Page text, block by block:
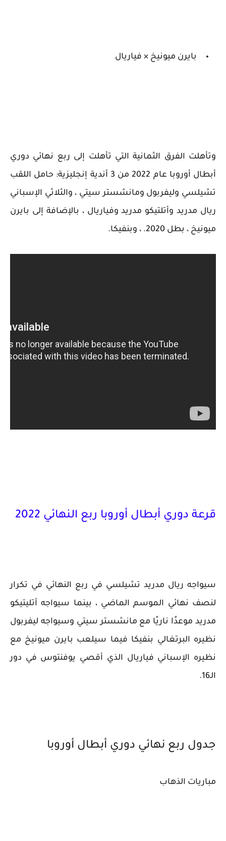
بايرن ميونيخ × فياريال
وتأهلت الفرق الثمانية التي تأهلت إلى ربع نهائي دوري
أبطال أوروبا عام 2022 من 3 أندية إنجليزية: حامل اللقب
تشيلسي وليفربول ومانشستر سيتي ، والثلاثي الإسباني
ريال مدريد وأتلتيكو مدريد وفياريال ، بالإضافة إلى بايرن
ميونيخ ، بطل 2020. ، وبنفيكا.
قرعة دوري أبطال أوروبا ربع النهائي 2022
سيواجه ريال مدريد تشيلسي في ربع النهائي في تكرار
لنصف نهائي الموسم الماضي ، بينما سيواجه أتليتيكو
مدريد موعدًا ناريًا مع مانشستر سيتي وسيواجه ليفربول
نظيره البرتغالي بنفيكا فيما سيلعب بايرن ميونيخ مع
نظيره الإسباني فياريال الذي أقصي يوفنتوس في دور
الـ16.
جدول ربع نهائي دوري أبطال أوروبا
مباريات الذهاب